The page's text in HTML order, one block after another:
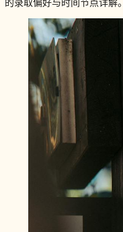
的录取偏好与时间节点详解。